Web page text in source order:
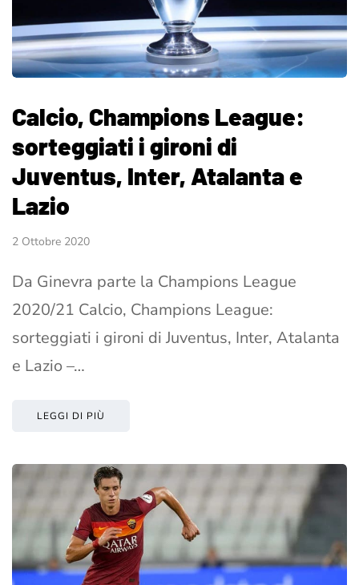
Calcio, Champions League:
sorteggiati i gironi di
Juventus, Inter, Atalanta e
Lazio
2 Ottobre 2020
Da Ginevra parte la Champions League
2020/21 Calcio, Champions League:
sorteggiati i gironi di Juventus, Inter, Atalanta
e Lazio –…
LEGGI DI PIÙ